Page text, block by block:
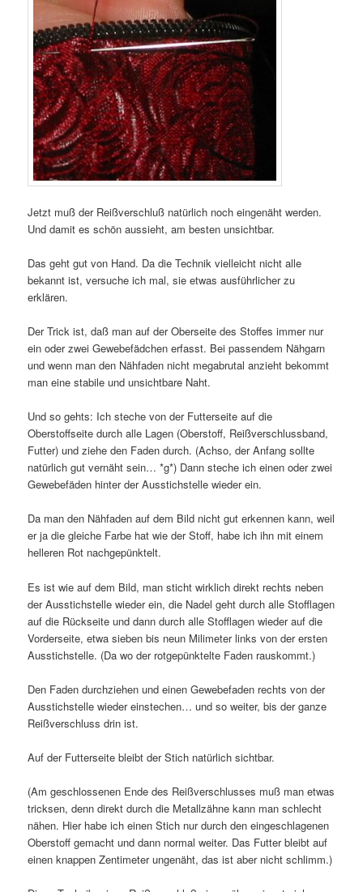
Jetzt muß der Reißverschluß natürlich noch eingenäht werden.
Und damit es schön aussieht, am besten unsichtbar.
Das geht gut von Hand. Da die Technik vielleicht nicht alle
bekannt ist, versuche ich mal, sie etwas ausführlicher zu
erklären.
Der Trick ist, daß man auf der Oberseite des Stoffes immer nur
ein oder zwei Gewebefädchen erfasst. Bei passendem Nähgarn
und wenn man den Nähfaden nicht megabrutal anzieht bekommt
man eine stabile und unsichtbare Naht.
Und so gehts: Ich steche von der Futterseite auf die
Oberstoffseite durch alle Lagen (Oberstoff, Reißverschlussband,
Futter) und ziehe den Faden durch. (Achso, der Anfang sollte
natürlich gut vernäht sein… *g*) Dann steche ich einen oder zwei
Gewebefäden hinter der Ausstichstelle wieder ein.
Da man den Nähfaden auf dem Bild nicht gut erkennen kann, weil
er ja die gleiche Farbe hat wie der Stoff, habe ich ihn mit einem
helleren Rot nachgepünktelt.
Es ist wie auf dem Bild, man sticht wirklich direkt rechts neben
der Ausstichstelle wieder ein, die Nadel geht durch alle Stofflagen
auf die Rückseite und dann durch alle Stofflagen wieder auf die
Vorderseite, etwa sieben bis neun Milimeter links von der ersten
Ausstichstelle. (Da wo der rotgepünktelte Faden rauskommt.)
Den Faden durchziehen und einen Gewebefaden rechts von der
Ausstichstelle wieder einstechen… und so weiter, bis der ganze
Reißverschluss drin ist.
Auf der Futterseite bleibt der Stich natürlich sichtbar.
(Am geschlossenen Ende des Reißverschlusses muß man etwas
tricksen, denn direkt durch die Metallzähne kann man schlecht
nähen. Hier habe ich einen Stich nur durch den eingeschlagenen
Oberstoff gemacht und dann normal weiter. Das Futter bleibt auf
einen knappen Zentimeter ungenäht, das ist aber nicht schlimm.)